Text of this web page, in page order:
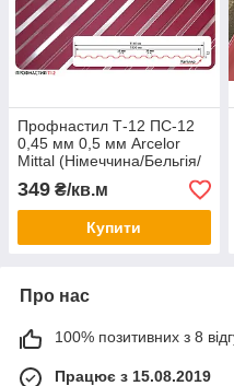
Профнастил Т-12 ПС-12
0,45 мм 0,5 мм Arcelor
Mittal (Німеччина/Бельгія/
349 ₴/кв.м
Купити
Про нас
100% позитивних з 8
Працює з 15.08.2019